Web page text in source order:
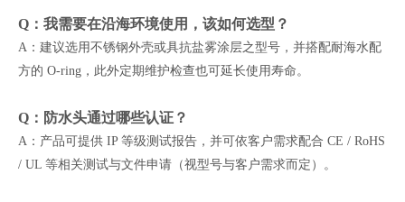
Q：我需要在沿海环境使用，该如何选型？
A：建议选用不锈钢外壳或具抗盐雾涂层之型号，并搭配耐海水配
方的 O-ring，此外定期维护检查也可延长使用寿命。
Q：防水头通过哪些认证？
A：产品可提供 IP 等级测试报告，并可依客户需求配合 CE / RoHS
/ UL 等相关测试与文件申请（视型号与客户需求而定）。